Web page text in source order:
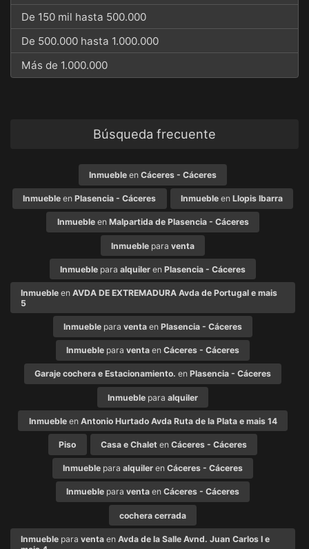
De 150 mil hasta 500.000
De 500.000 hasta 1.000.000
Más de 1.000.000
Búsqueda frecuente
Inmueble en Cáceres - Cáceres
Inmueble enPlasencia - Cáceres Inmuebleen Llopis Ibarra
Inmuebleen Malpartida de Plasencia - Cáceres
Inmueble para venta
Inmueble para alquiler en Plasencia - Cáceres
Inmueble enAVDA DE EXTREMADURA Avda de Portugal e mais
5
Inmueble para venta en Plasencia - Cáceres
Inmueble para venta en Cáceres - Cáceres
Garaje cochera e Estacionamiento. en Plasencia - Cáceres
Inmueble para alquiler
Inmuebleen Antonio Hurtado Avda Ruta de la Plata e mais 14
Piso Casa e Chaleten Cáceres - Cáceres
Inmueble para alquiler en Cáceres - Cáceres
Inmueble para venta en Cáceres - Cáceres
cochera cerrada
Inmueble paraventa enAvda de la Salle Avnd. Juan Carlos I e